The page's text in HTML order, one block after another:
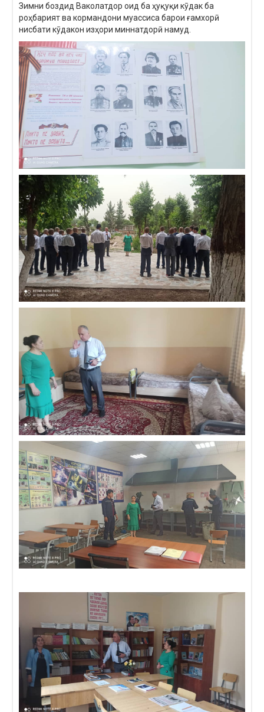
Зимни боздид Ваколатдор оид ба ҳуқуқи кӯдак ба
роҳбарият ва кормандони муассиса барои ғамхорӣ
нисбати кӯдакон изҳори миннатдорӣ намуд.